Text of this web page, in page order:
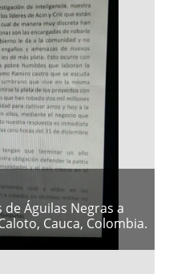
Águilas Negras a
Cauca, Colombia.